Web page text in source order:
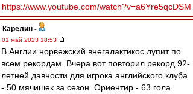
https://www.youtube.com/watch?v=a6Yre5qcDSM
Карелин -
01 май 2023 18:53
В Англии норвежский внегалактикос лупит по
всем рекордам. Вчера вот повторил рекорд 92-
летней давности для игрока английского клуба
- 50 мячишек за сезон. Ориентир - 63 гола